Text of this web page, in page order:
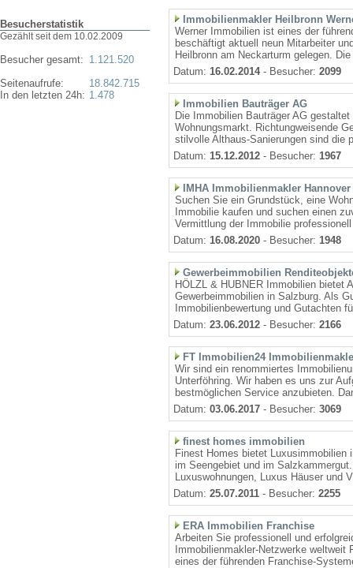
Besucherstatistik
Gezählt seit dem 10.02.2009
Besucher gesamt:
Seitenaufrufe:
In den letzten 24h:
1.121.520
18.842.715
1.478
Immobilienmakler Heilbronn
Werner Immobilien ist eines der
beschäftigt aktuell neun Mitarbeiter
Heilbronn am Neckarturm gelegen.
Datum: 16.02.2014- Besucher: 2099
Immobilien Bauträger AG
Die Immobilien Bauträger AG
Wohnungsmarkt. Richtungweisende
stilvolle Althaus-Sanierungen sind die
Datum: 15.12.2012 - Besucher: 1967
IMHA Immobilienmakler Hannover
Suchen Sie ein Grundstück, eine
Immobilie kaufen und suchen einen
Vermittlung der Immobilie
Datum: 16.08.2020 - Besucher: 1948
Gewerbeimmobilien
HÖLZL & HUBNER Immobilien bietet
Gewerbeimmobilien in Salzburg. Als
Immobilienbewertung und Gutachten
Datum: 23.06.2012 - Besucher: 2166
FT Immobilien24
Wir sind ein renommiertes
Unterföhring. Wir haben es uns zur
bestmöglichen Service anzubieten.
Datum: 03.06.2017 - Besucher: 3069
finest homes immobilien
Finest Homes bietet Luxusimmobilien
im Seengebiet und im
Luxuswohnungen, Luxus Häuser und
Datum: 25.07.2011 - Besucher: 2255
ERA Immobilien Franchise
Arbeiten Sie professionell und
Immobilienmakler-Netzwerke
eines der führenden Franchise-